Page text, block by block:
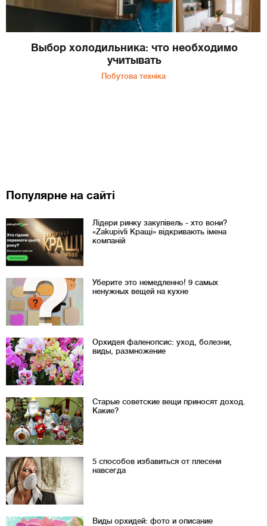
Выбор холодильника: что необходимо
учитывать
Побутова техніка
Популярне на сайті
Лідери ринку закупівель - хто вони?
«Zakupivli Кращі» відкривають імена
компаній
Уберите это немедленно! 9 самых
ненужных вещей на кухне
Орхидея фаленопсис: уход, болезни,
виды, размножение
Старые советские вещи приносят доход.
Какие?
5 способов избавиться от плесени
навсегда
Виды орхидей: фото и описание